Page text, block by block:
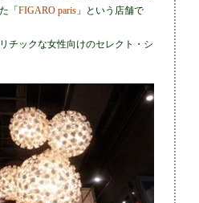
「 FIGARO paris」という店舗で
チックな女性向けのセレクト・シ